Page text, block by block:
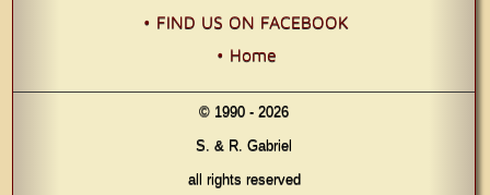
• FIND US ON FACEBOOK
• Home
© 1990 - 2026
S. & R. Gabriel
all rights reserved